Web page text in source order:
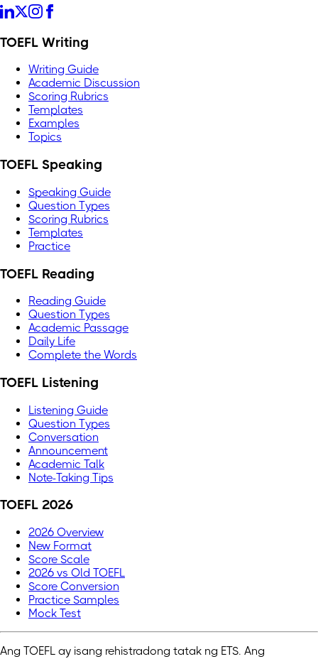
TOEFL Writing
Writing Guide
Academic Discussion
Scoring Rubrics
Templates
Examples
Topics
TOEFL Speaking
Speaking Guide
Question Types
Scoring Rubrics
Templates
Practice
TOEFL Reading
Reading Guide
Question Types
Academic Passage
Daily Life
Complete the Words
TOEFL Listening
Listening Guide
Question Types
Conversation
Announcement
Academic Talk
Note-Taking Tips
TOEFL 2026
2026 Overview
New Format
Score Scale
2026 vs Old TOEFL
Score Conversion
Practice Samples
Mock Test
Ang TOEFL ay isang rehistradong tatak ng ETS. Ang